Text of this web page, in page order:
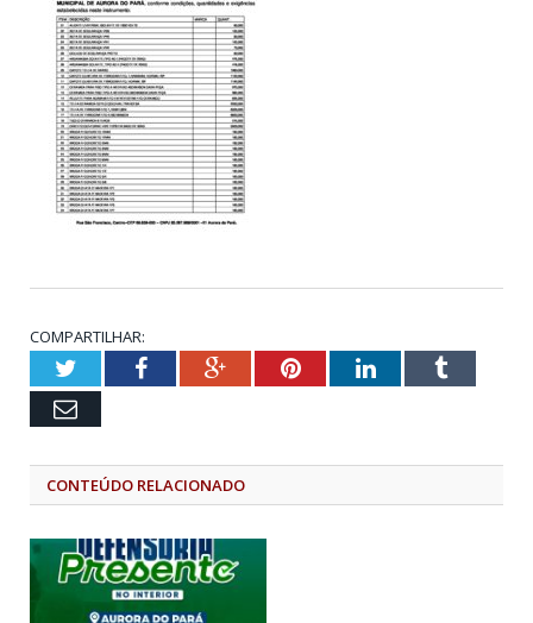
COMPARTILHAR:
TwitterFacebookGoogle+PinterestLinkedInTumblr
Email
CONTEÚDO RELACIONADO